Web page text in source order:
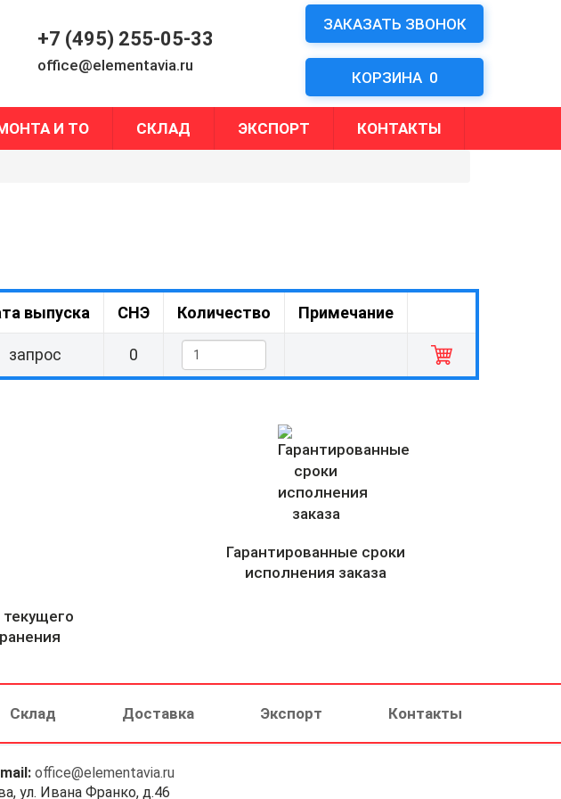
+7 (495) 255-05-33
office@elementavia.ru
ЗАКАЗАТЬ ЗВОНОК
КОРЗИНА 0
И ТО СКЛАД ЭКСПОРТ КОНТАКТЫ
выпуска СНЭ Количество Примечание
запрос 0
текущего
Гарантированные сроки
исполнения заказа
Склад Доставка Экспорт Контакты
office@elementavia.ru
ул. Ивана Франко, д.46